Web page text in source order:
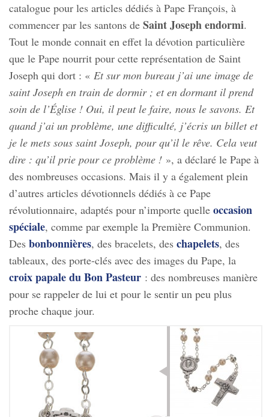
catalogue pour les articles dédiés à Pape François, à
commencer par les santons de Saint Joseph endormi.
Tout le monde connait en effet la dévotion particulière
que le Pape nourrit pour cette représentation de Saint
Joseph qui dort : « Et sur mon bureau j’ai une image de
saint Joseph en train de dormir ; et en dormant il prend
soin de l’Église ! Oui, il peut le faire, nous le savons. Et
quand j’ai un problème, une difficulté, j’écris un billet et
je le mets sous saint Joseph, pour qu’il le rêve. Cela veut
dire : qu’il prie pour ce problème ! », a déclaré le Pape à
des nombreuses occasions. Mais il y a également plein
d’autres articles dévotionnels dédiés à ce Pape
révolutionnaire, adaptés pour n’importe quelle occasion
spéciale, comme par exemple la Première Communion.
Des bonbonnières, des bracelets, des chapelets, des
tableaux, des porte-clés avec des images du Pape, la
croix papale du Bon Pasteur : des nombreuses manière
pour se rappeler de lui et pour le sentir un peu plus
proche chaque jour.